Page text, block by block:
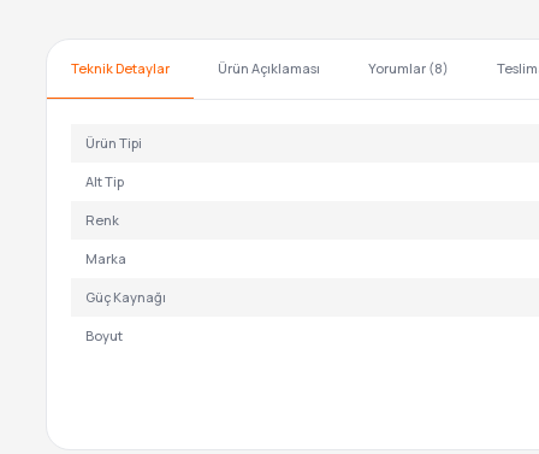
Teknik Detaylar Ürün Açıklaması Yorumlar (8)
Ürün Tipi
Alt Tip
Renk
Marka
Güç Kaynağı
Boyut